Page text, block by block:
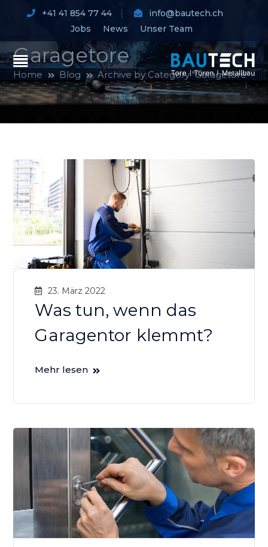
+41 41 854 77 44
info@bautech.ch
Jobs
News Unser Team
Garagetore
Home Blog Archive by Category "Garagetore"
23. März 2022
Was tun, wenn das
Garagentor klemmt?
Mehr lesen